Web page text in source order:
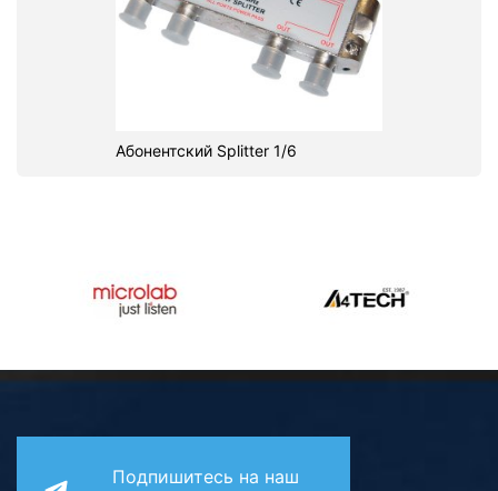
Абонентский Splitter 1/6
Подпишитесь на наш